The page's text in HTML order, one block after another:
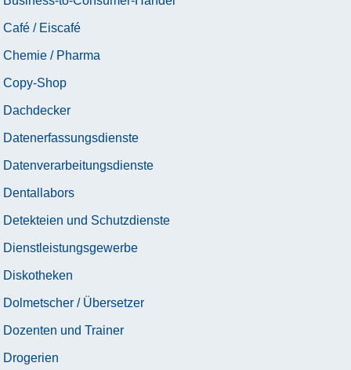
Café / Eiscafé
Chemie / Pharma
Copy-Shop
Dachdecker
Datenerfassungsdienste
Datenverarbeitungsdienste
Dentallabors
Detekteien und Schutzdienste
Dienstleistungsgewerbe
Diskotheken
Dolmetscher / Übersetzer
Dozenten und Trainer
Drogerien